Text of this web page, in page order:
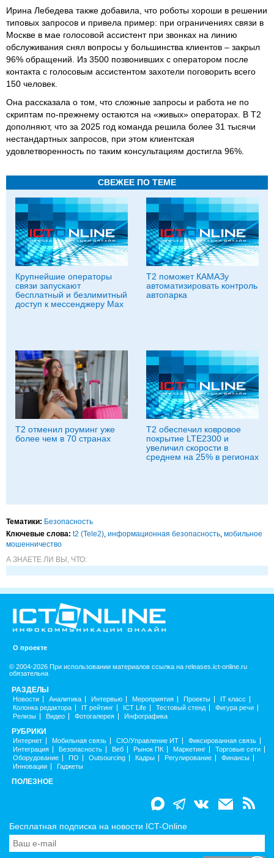
Ирина Лебедева также добавила, что роботы хороши в решении
типовых запросов и привела пример: при ограничениях связи в
Москве в мае голосовой ассистент при звонках на линию
обслуживания снял вопросы у большинства клиентов – закрыл
96% обращений. Из 3500 позвонивших с оператором после
контакта с голосовым ассистентом захотели поговорить всего
150 человек.
Она рассказала о том, что сложные запросы и работа не по
скриптам по-прежнему остаются на «живых» операторах. В Т2
дополняют, что за 2025 год команда решила более 31 тысячи
нестандартных запросов, при этом клиентская
удовлетворенность по таким консультациям достигла 96%.
СВЕЖЕЕ ПО ТЕМЕ
Крупнейшие операторы
связи запускают
бесплатный и безлимитный
доступ к мессенджеру Мах
T2 поможет КАМАЗу
автоматизировать контроль
автопарка
Т2 отменил роуминг уже
более чем в 70 странах
Т2 обеспечил ковровое
покрытие LTE2300 и
увеличил скорости в
среднем на 25% в регионах
Тематики: Безопасность
Ключевые слова: t2 (Tele2), информационная безопасность, мобильное
мошенничество
А ЗНАЕТЕ ЛИ ВЫ, ЧТО:
О проекте
© 2004-2026 При использовании материалов ссылка на releases.ict-online.ru
обязательна
РАЗДЕЛЫ
Новости Аналитика Интервью Мероприятия Проекты
IT класс
Колонка редактора
IT рейтинг ICT Life Тестовый стенд
Фигура речи
Релизы
Видео Фотогалерея Инфографика
РУБРИКИ
Интернет Мобильная связь CIO/Управление ИТ
Фиксированная связь
Интеграция
Безопасность Веб Рынок ПК Маркетинг
Торговые сети
Оборудование
ПО Outsourcing Кадры Регулирование
Финансы
Инновации
Гаджеты
ПОЛЕЗНОЕ
Бесплатная подписка на новости ICT-Online